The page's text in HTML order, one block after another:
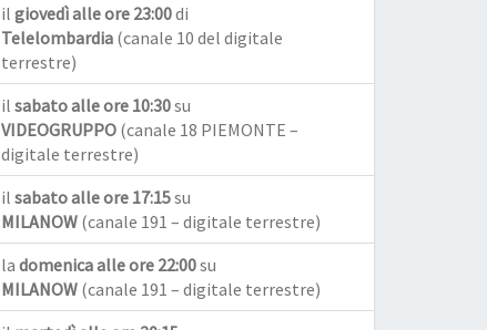
il giovedì alle ore 23:00di
Telelombardia (canale 10 del digitale
terrestre)
il sabato alle ore 10:30su
VIDEOGRUPPO (canale 18 PIEMONTE –
digitale terrestre)
il sabato alle ore 17:15su
MILANOW (canale 191 – digitale terrestre)
la domenica alle ore 22:00su
MILANOW (canale 191 – digitale terrestre)